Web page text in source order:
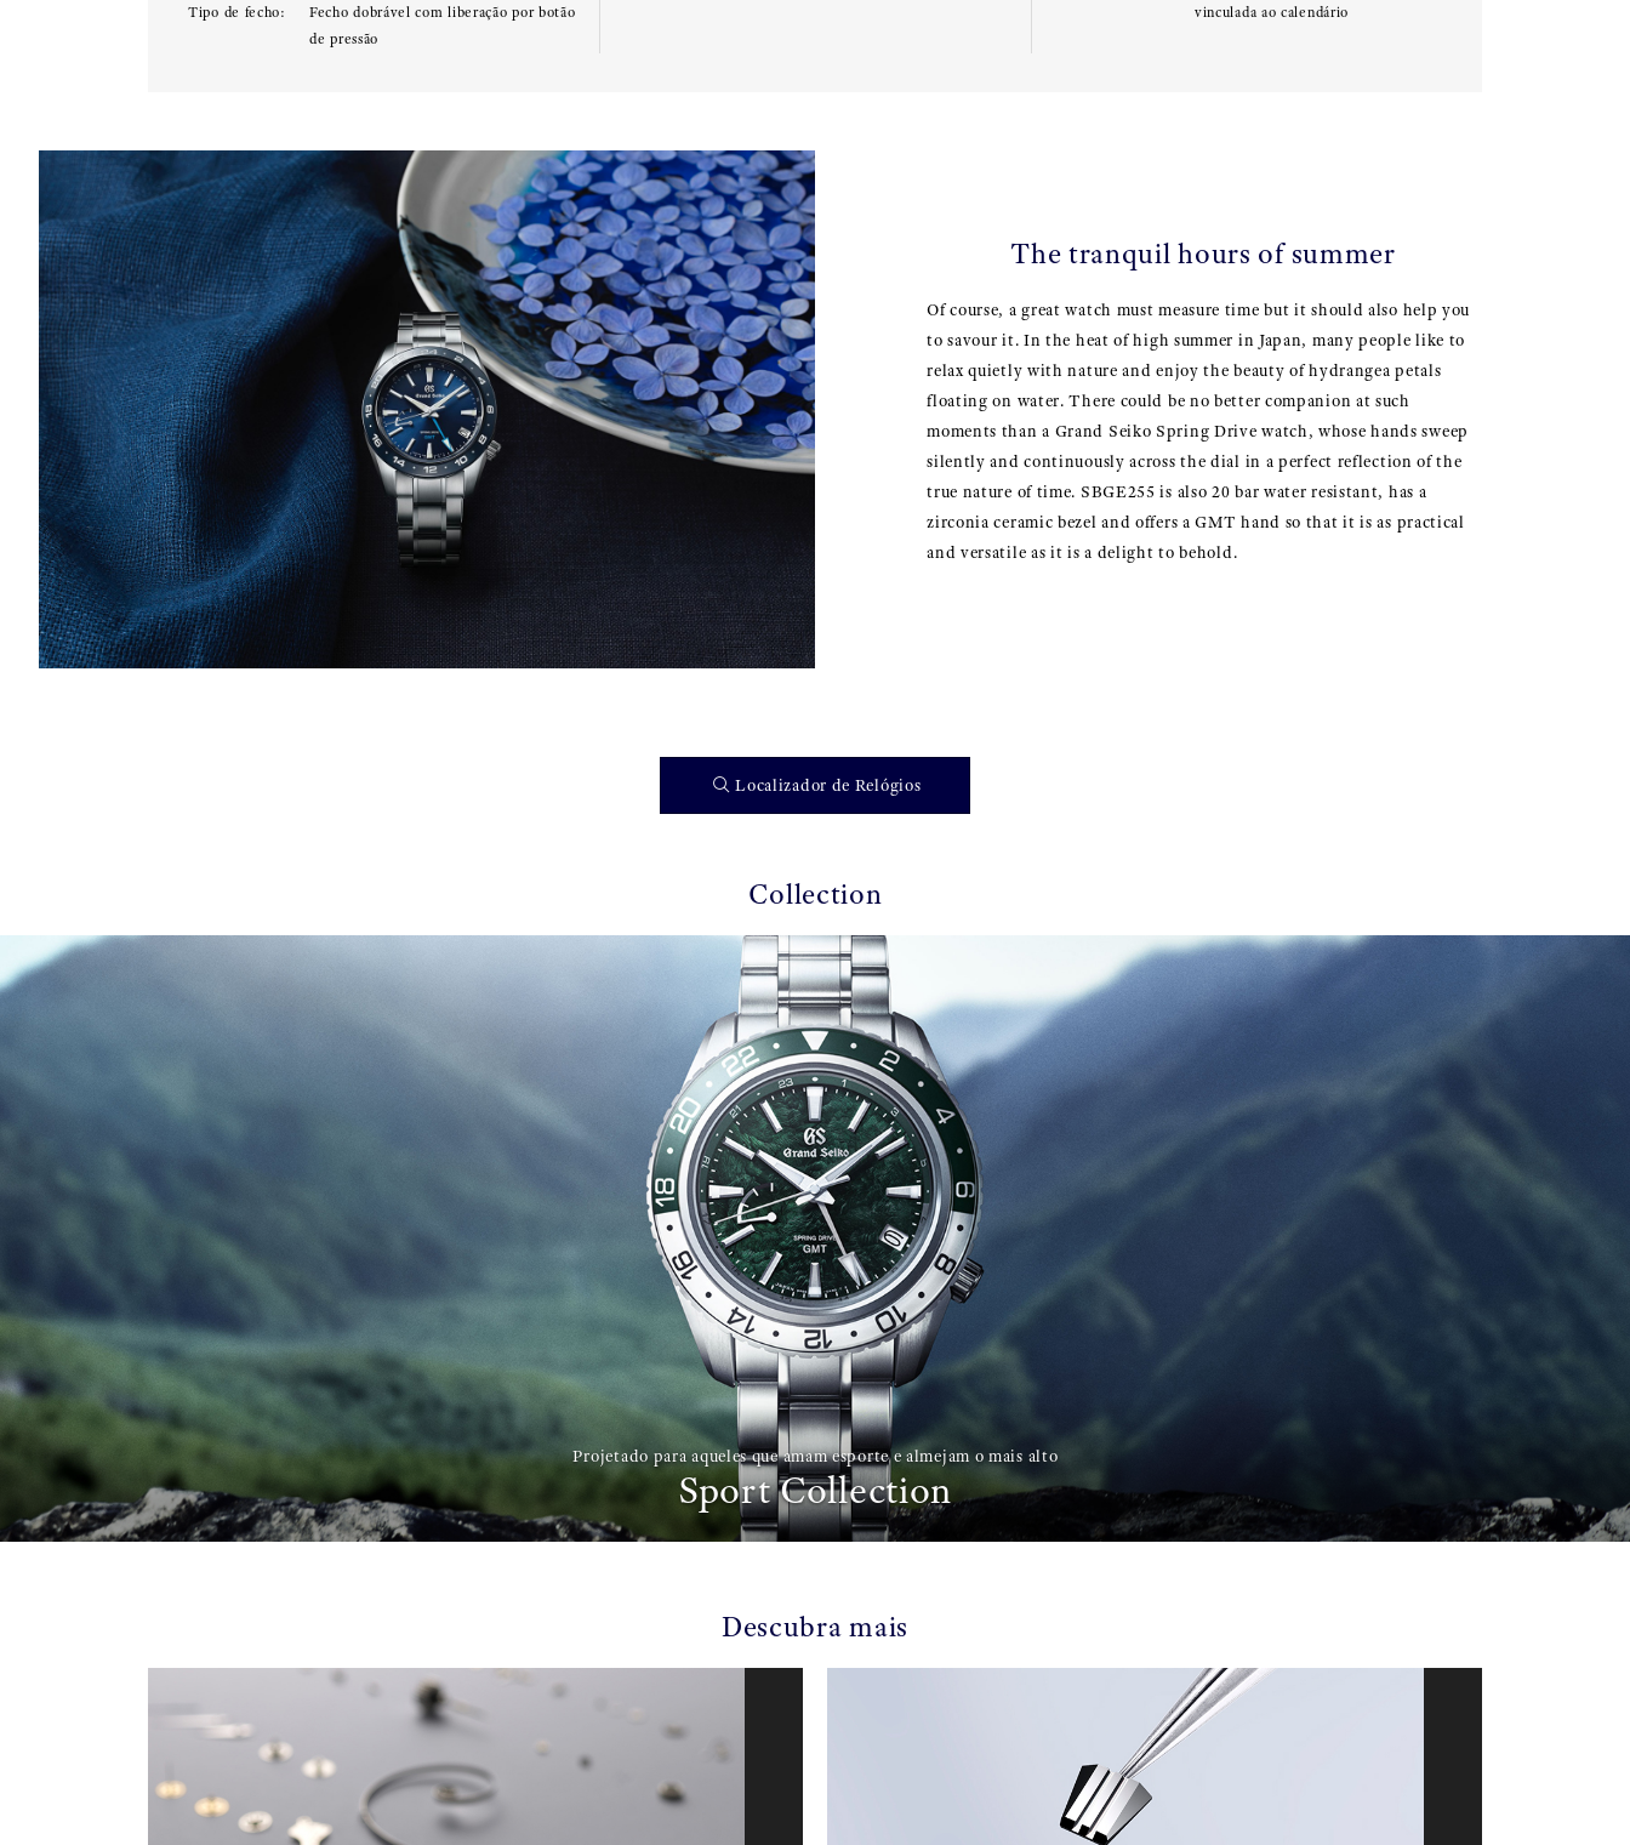
Tipo de fecho:
Fecho dobrável com liberação por botão
de pressão
vinculada ao calendário
The tranquil hours of summer
Of course, a great watch must measure time but it should also help you
to savour it. In the heat of high summer in Japan, many people like to
relax quietly with nature and enjoy the beauty of hydrangea petals
floating on water. There could be no better companion at such
moments than a Grand Seiko Spring Drive watch, whose hands sweep
silently and continuously across the dial in a perfect reflection of the
true nature of time. SBGE255 is also 20 bar water resistant, has a
zirconia ceramic bezel and offers a GMT hand so that it is as practical
and versatile as it is a delight to behold.
Localizador de Relógios
Collection
Projetado para aqueles que amam esporte e almejam o mais alto
Sport Collection
Descubra mais